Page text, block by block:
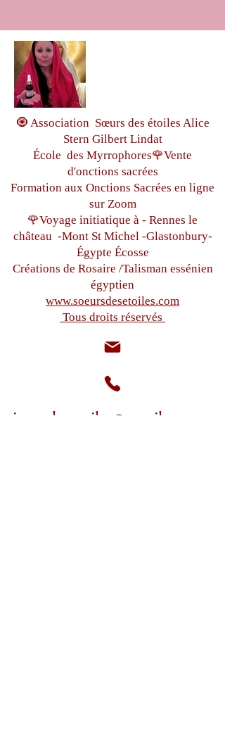
🧿 Association Sœurs des étoiles Alice
Stern Gilbert Lindat
École des Myrrophores🌹Vente
d'onctions sacrées
Formation aux Onctions Sacrées en ligne
sur Zoom
🌹Voyage initiatique à - Rennes le
château -Mont St Michel -Glastonbury-
Égypte Écosse
Créations de Rosaire /Talisman essénien
égyptien
www.soeursdesetoiles.com
Tous droits réservés
sistersdesetoiles@gmail.com